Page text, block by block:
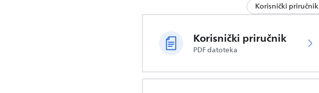
Korisnički priručnik
Korisnički priručnik
PDF datoteka